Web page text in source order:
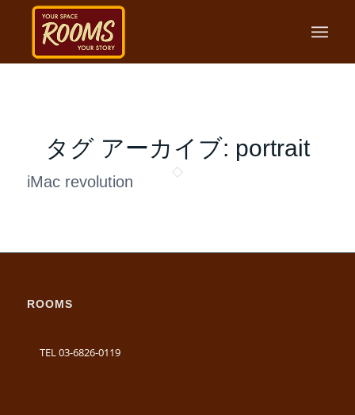
タグ アーカイブ: portrait
iMac revolution
ROOMS
TEL 03-6826-0119